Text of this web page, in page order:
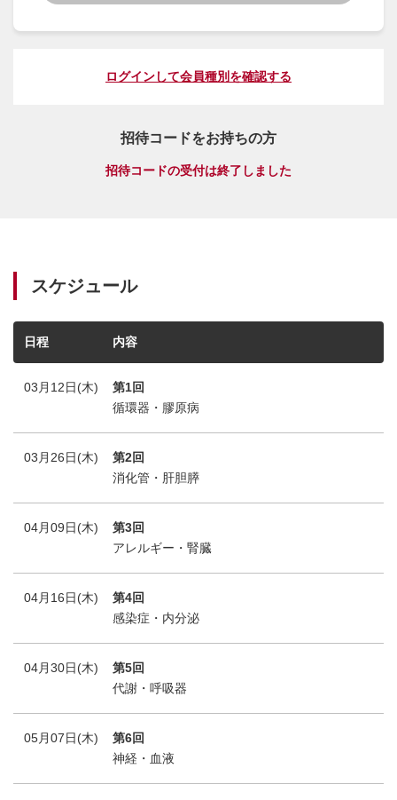
ログインして会員種別を確認する
招待コードをお持ちの方
招待コードの受付は終了しました
スケジュール
日程 内容
03月12日(木)
第1回
循環器・膠原病
03月26日(木)
第2回
消化管・肝胆膵
04月09日(木)
第3回
アレルギー・腎臓
04月16日(木)
第4回
感染症・内分泌
04月30日(木)
第5回
代謝・呼吸器
05月07日(木)
第6回
神経・血液